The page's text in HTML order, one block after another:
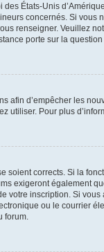
États-Unis
concernés. Si
renseigner. Veuillez
porte sur la
afin d’empêcher les
utiliser. Pour plus
corrects. Si la
exigeront également
votre inscription. Si
ou le courrier
forum.